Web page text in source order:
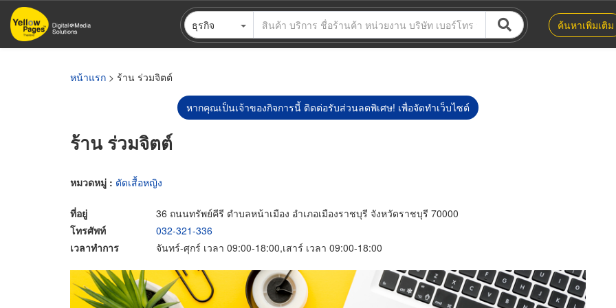
ข้าม
ไป
ธุรกิจ ค้นหาเพิ่มเติม
หน้าแรก > ร้าน ร่วมจิตต์
หากคุณเป็นเจ้าของกิจการนี้ ติดต่อรับส่วนลดพิเศษ! เพื่อจัดทำเว็บไซต์
ร้าน ร่วมจิตต์
หมวดหมู่ : ตัดเสื้อหญิง
ที่อยู่
36 ถนนทรัพย์คีรี ตำบลหน้าเมือง อำเภอเมืองราชบุรี จังหวัดราชบุรี 70000
โทรศัพท์
032-321-336
เวลาทำการ
จันทร์-ศุกร์ เวลา 09:00-18:00,เสาร์ เวลา 09:00-18:00